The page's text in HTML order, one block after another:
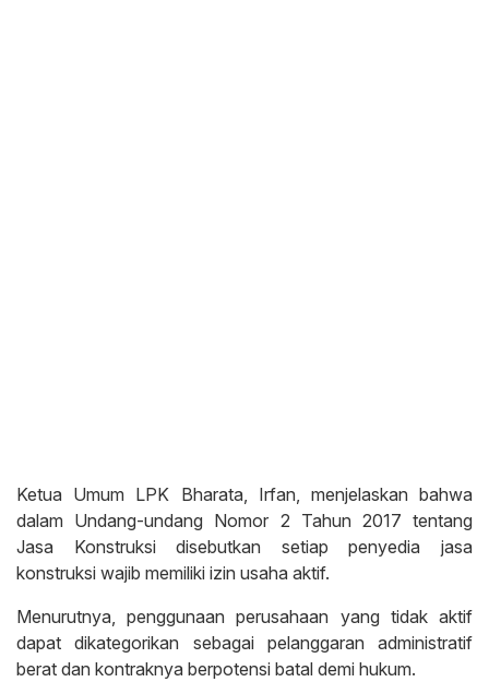
Ketua Umum LPK Bharata, Irfan, menjelaskan bahwa
dalam Undang-undang Nomor 2 Tahun 2017 tentang
Jasa Konstruksi disebutkan setiap penyedia jasa
konstruksi wajib memiliki izin usaha aktif.
Menurutnya, penggunaan perusahaan yang tidak aktif
dapat dikategorikan sebagai pelanggaran administratif
berat dan kontraknya berpotensi batal demi hukum.